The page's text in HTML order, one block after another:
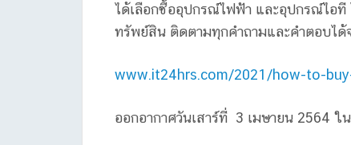
ได้เลือกซื้ออุปกรณ์ไฟฟ้า และอุปกรณ์ไอที
ทรัพย์สิน ติดตามทุกคำถามและคำตอบได้
www.it24hrs.com/2021/how-to-
ออกอากาศวันเสาร์ที่ 3 เมษายน 2564 ใ